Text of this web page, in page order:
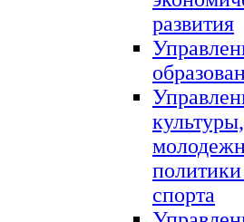
развития
культуры,
спорта